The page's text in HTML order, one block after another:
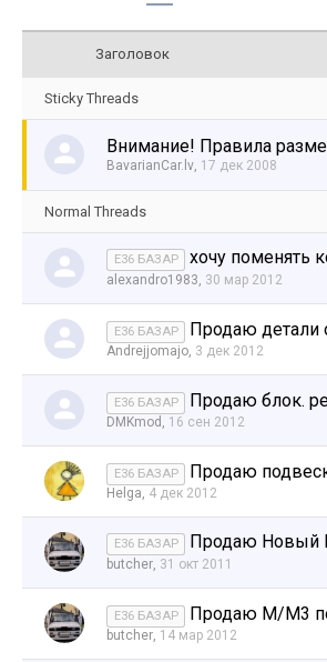
Заголовок
Sticky Threads
Внимание! Правила
BavarianCar.lv, 17 дек 2008
Normal Threads
E36 БАЗАР хочу поменять
alexandro1983, 30 мар 2012
E36 БАЗАР Продаю детали
Andrejjomajo, 3 дек 2012
E36 БАЗАР Продаю блок.
DMKmod , 16 сен 2012
E36 БАЗАР Продаю
Helga, 4 дек 2012
E36 БАЗАР Продаю Новый
butcher, 31 окт 2011
E36 БАЗАР Продаю М/М3
butcher, 14 мар 2012